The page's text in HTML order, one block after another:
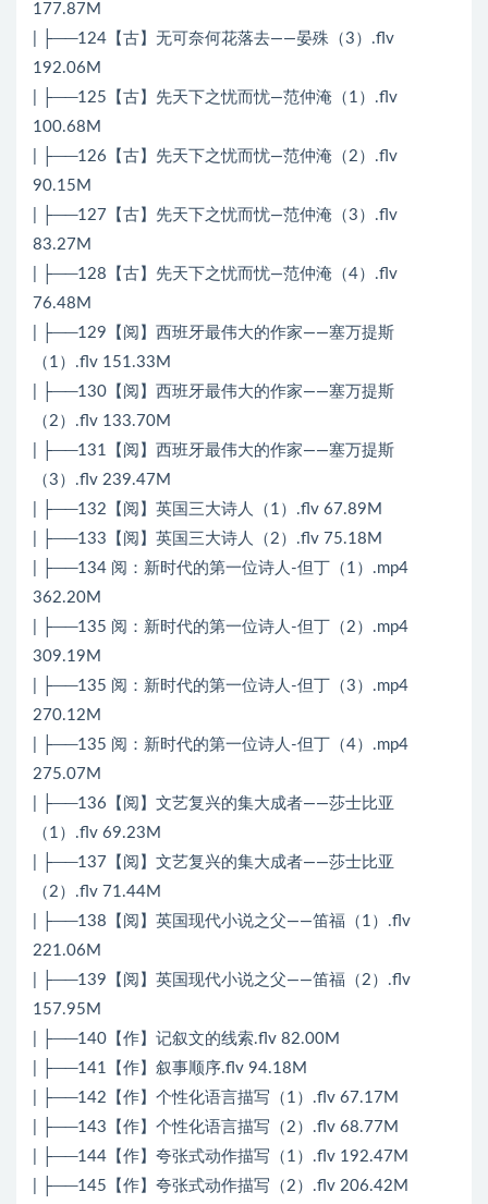
177.87M
| ├──124【古】无可奈何花落去——晏殊（3）.flv
192.06M
| ├──125【古】先天下之忧而忧—范仲淹（1）.flv
100.68M
| ├──126【古】先天下之忧而忧—范仲淹（2）.flv
90.15M
| ├──127【古】先天下之忧而忧—范仲淹（3）.flv
83.27M
| ├──128【古】先天下之忧而忧—范仲淹（4）.flv
76.48M
| ├──129【阅】西班牙最伟大的作家——塞万提斯
（1）.flv 151.33M
| ├──130【阅】西班牙最伟大的作家——塞万提斯
（2）.flv 133.70M
| ├──131【阅】西班牙最伟大的作家——塞万提斯
（3）.flv 239.47M
| ├──132【阅】英国三大诗人（1）.flv 67.89M
| ├──133【阅】英国三大诗人（2）.flv 75.18M
| ├──134 阅：新时代的第一位诗人-但丁（1）.mp4
362.20M
| ├──135 阅：新时代的第一位诗人-但丁（2）.mp4
309.19M
| ├──135 阅：新时代的第一位诗人-但丁（3）.mp4
270.12M
| ├──135 阅：新时代的第一位诗人-但丁（4）.mp4
275.07M
| ├──136【阅】文艺复兴的集大成者——莎士比亚
（1）.flv 69.23M
| ├──137【阅】文艺复兴的集大成者——莎士比亚
（2）.flv 71.44M
| ├──138【阅】英国现代小说之父——笛福（1）.flv
221.06M
| ├──139【阅】英国现代小说之父——笛福（2）.flv
157.95M
| ├──140【作】记叙文的线索.flv 82.00M
| ├──141【作】叙事顺序.flv 94.18M
| ├──142【作】个性化语言描写（1）.flv 67.17M
| ├──143【作】个性化语言描写（2）.flv 68.77M
| ├──144【作】夸张式动作描写（1）.flv 192.47M
| ├──145【作】夸张式动作描写（2）.flv 206.42M